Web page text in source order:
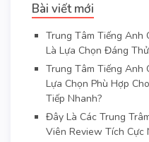
Bài viết mới
Trung Tâm Tiếng Anh
Là Lựa Chọn Đáng
Trung Tâm Tiếng Anh
Lựa Chọn Phù Hợp
Tiếp Nhanh?
Đây Là Các Trung
Viên Review Tích Cực